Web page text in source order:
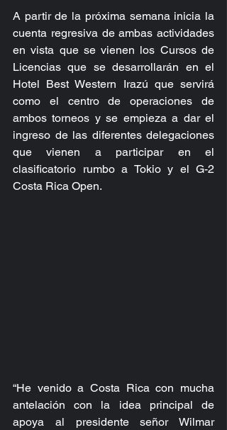
A partir de la próxima semana inicia la
cuenta regresiva de ambas actividades
en vista que se vienen los Cursos de
Licencias que se desarrollarán en el
Hotel Best Western Irazú que servirá
como el centro de operaciones de
ambos torneos y se empieza a dar el
ingreso de las diferentes delegaciones
que vienen a participar en el
clasificatorio rumbo a Tokio y el G-2
Costa Rica Open.
“He venido a Costa Rica con mucha
antelación con la idea principal de
apoya al presidente señor Wilmar